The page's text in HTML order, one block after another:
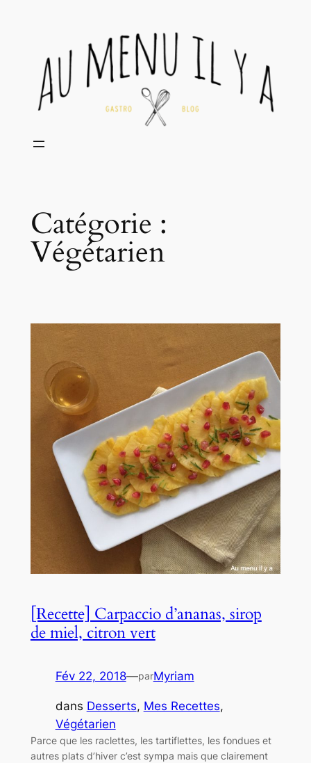
Catégorie :
Végétarien
[Recette] Carpaccio d’ananas, sirop
de miel, citron vert
Fév 22, 2018—parMyriam
dans Desserts, Mes Recettes
Végétarien
Parce que les raclettes, les tartiflettes, les fondues et
autres plats d’hiver c’est sympa mais que clairement